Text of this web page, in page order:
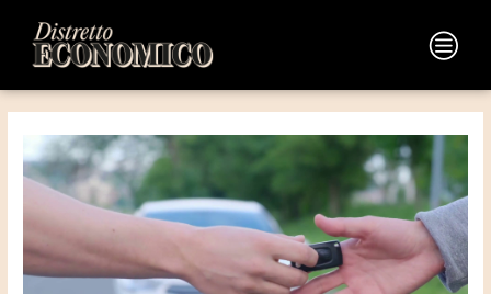
contenuto
Main
Menu
articoli